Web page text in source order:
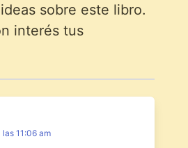
sobre este libro.
interés tus
11:06 am